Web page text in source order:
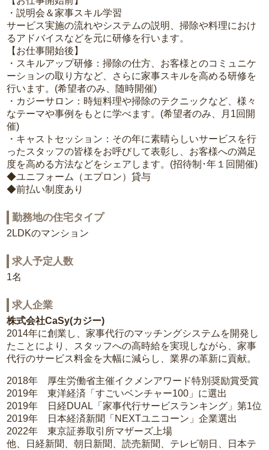
・説明会＆家事スキル学習
サービス実施の流れやシステムの説明、掃除や料理におけ
るアドバイスなどを元に研修を行います。
【お仕事開始後】
・スキルアップ研修：掃除の仕方、お客様とのコミュニケ
ーションの取り方など、さらに家事スキルを高める研修を
行います。(希望者のみ、随時開催)
・カジーサロン：時短料理や掃除のテクニックなど、様々
なテーマや事例をもとに学べます。(希望者のみ、月1回開
催)
・キャストセッション：その年に素晴らしいサービスを行
ったスタッフの皆様をお呼びして表彰し、お客様への満足
度を高める方法などをシェアします。(招待制･年１回開催)
◆ユニフォーム（エプロン）貸与
◆前払い制度あり
勤務地の住宅タイプ
2LDKのマンション
求人予定人数
1名
求人企業
株式会社CaSy(カジー)
2014年に創業し、家事代行のマッチングシステムを開発し
たことにより、スタッフへの高時給を実現しながら、家事
代行のサービス料金を大幅に減らし、業界の革新に貢献。
2018年 厚生労働省主催イクメンアワード特別奨励賞受賞
2019年 東洋経済「すごいベンチャー100」に選出
2019年 日経DUAL「家事代行サービスランキング」第1位
2019年 日本経済新聞「NEXTユニコーン」企業選出
2022年 東京証券取引所マザーズ上場
他、日経新聞、朝日新聞、読売新聞、テレビ朝日、日本テ